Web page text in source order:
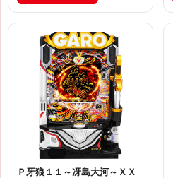
Ｐ牙狼１１～冴島大河～ＸＸ